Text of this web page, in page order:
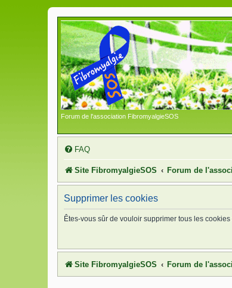
Forum de l'association FibromyalgieSOS
FAQ
Site FibromyalgieSOS Forum de
Supprimer les cookies
Êtes-vous sûr de vouloir supprimer tous les
Site FibromyalgieSOS Forum de